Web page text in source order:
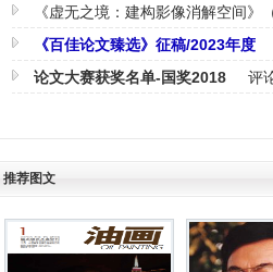
《虚无之境：建构影像消解空间》
《百佳论文臻选》征稿/2023年度
论文大赛获奖名单-国奖2018 评
推荐图文